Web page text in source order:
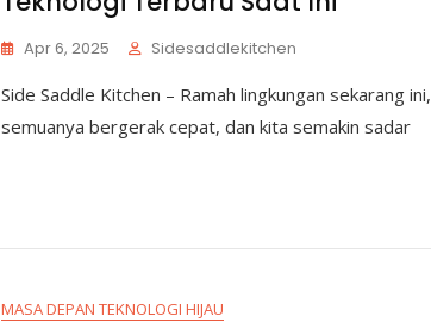
Apr 6, 2025 Sidesaddlekitchen
Side Saddle Kitchen – Ramah lingkungan sekarang ini,
semuanya bergerak cepat, dan kita semakin sadar
MASA DEPAN TEKNOLOGI HIJAU